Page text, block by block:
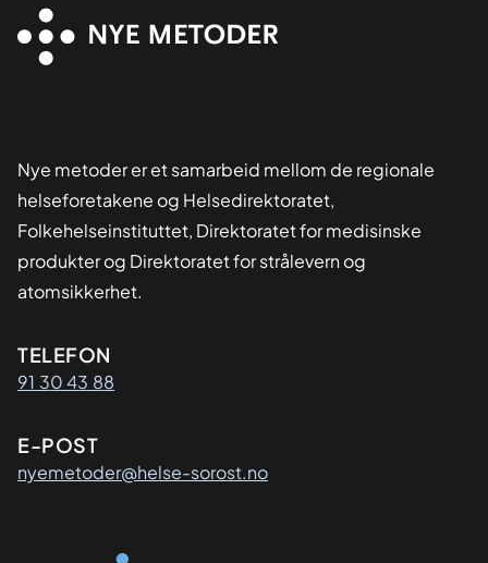
Nye metoder er et samarbeid mellom de regionale
helseforetakene og Helsedirektoratet,
Folkehelseinstituttet, Direktoratet for medisinske
produkter og Direktoratet for strålevern og
atomsikkerhet.
Kontaktinformasjon
TELEFON
91 30 43 88
E-POST
nyemetoder@helse-sorost.no
Organisasjon